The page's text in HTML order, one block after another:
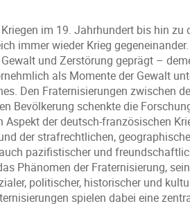
im 19. Jahrhundert bis hin
immer wieder Krieg
und Zerstörung geprägt –
als Momente der Gewalt
Den Fraternisierungen zwischen
Bevölkerung schenkte die
der deutsch-französischen
der strafrechtlichen,
pazifistischer und
Phänomen der Fraternisierung,
politischer, historischer und
spielen dabei eine